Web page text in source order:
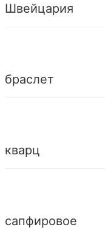
Швейцария
браслет
кварц
сапфировое